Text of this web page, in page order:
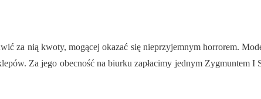
za nią kwoty, mogącej okazać się nieprzyjemnym horrorem.
Za jego obecność na biurku zapłacimy jednym Zygmuntem I